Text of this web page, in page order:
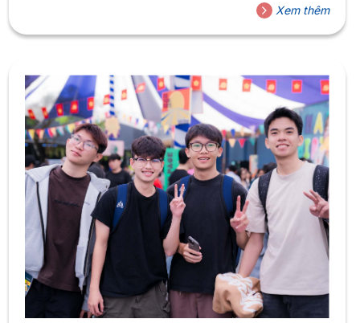
trong bệnh viện mà còn tại doanh nghiệp, trường học và
các tổ chức xã hội. Trong bối cảnh đó, ngành Tâm lý học
tại...
Xem thêm